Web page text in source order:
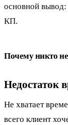
основной вывод:
КП.
Почему никто
Недостаток
Не хватает
всего клиент